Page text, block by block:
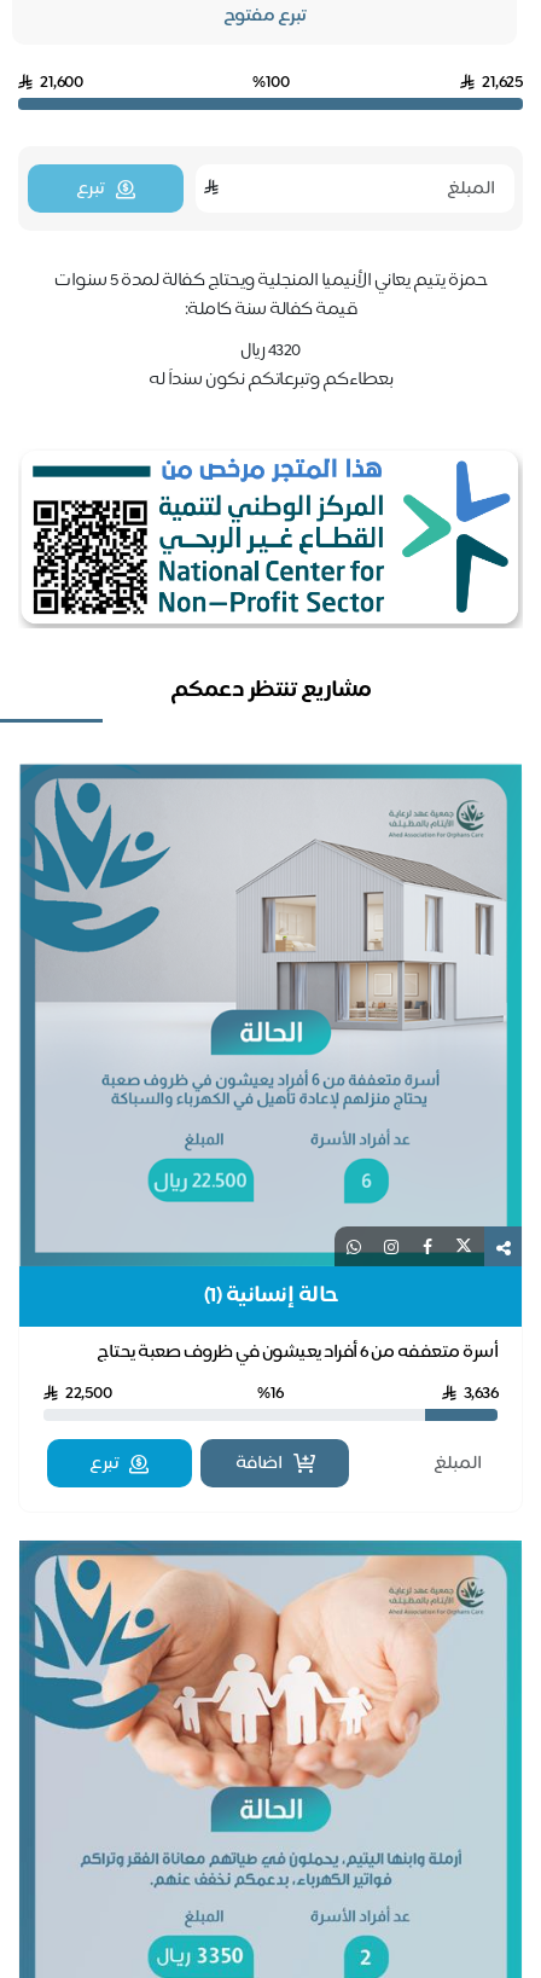
تبرع مفتوح
%100
21,600
تبرع
حمزة يتيم يعاني الأنيميا المنجلية ويحتاج كفالة لمدة 5 سنوات
قيمة كفالة سنة كاملة:
4320 ريال
بعطاءكم وتبرعاتكم نكون سنداً له
مشاريع تنتظر دعمكم
حالة إنسانية (1)
أسرة متعففه من 6 أفراد يعيشون في ظروف صعبة يحتاج
منزلهم لإعادة تأهيل في الكهرباء والسباكة
3,636
22,500
اضافة تبرع